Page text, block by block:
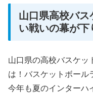
山口県高校バ
い戦いの幕が下
山口県の高校バスケッ
は！バスケットボール
今年も夏のインターハ